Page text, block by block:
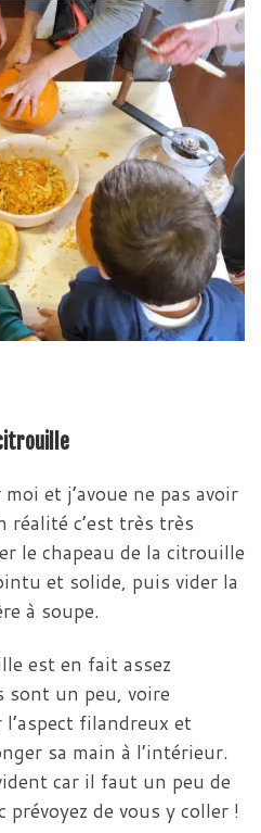
et j’avoue ne pas avoir
réalité c’est très très
le chapeau de la citrouille
et solide, puis vider la
à soupe.
est en fait assez
sont un peu, voire
filandreux et
sa main à l’intérieur.
car il faut un peu de
de vous y coller !